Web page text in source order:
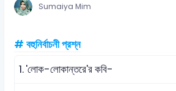
Sumaiya Mim
# বহুনির্বাচনী প্রশ্ন
1.'লোক-লোকান্তরে'র কবি-